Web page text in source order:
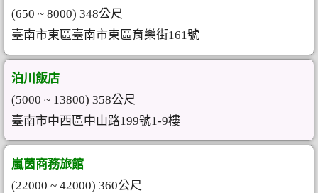
(650 ~ 8000) 348公尺
臺南市東區臺南市東區育樂街161號
泊川飯店
(5000 ~ 13800) 358公尺
臺南市中西區中山路199號1-9樓
嵐茵商務旅館
(22000 ~ 42000) 360公尺